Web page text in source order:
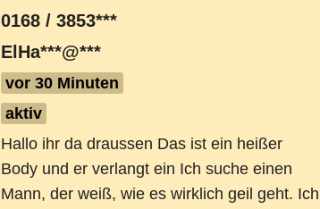
0168 / 3853***
ElHa***@***
vor 30 Minuten
aktiv
Hallo ihr da draussen Das ist ein heißer
Body und er verlangt ein Ich suche einen
Mann, der weiß, wie es wirklich geil geht. Ich